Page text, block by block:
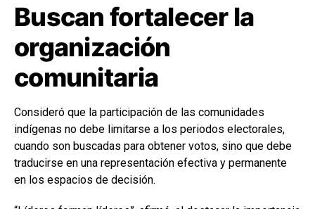
Buscan fortalecer la
organización
comunitaria
Consideró que la participación de las comunidades
indígenas no debe limitarse a los periodos electorales,
cuando son buscadas para obtener votos, sino que debe
traducirse en una representación efectiva y permanente
en los espacios de decisión.